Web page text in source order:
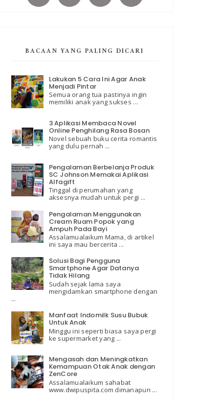
BACAAN YANG PALING DICARI
Lakukan 5 Cara Ini Agar Anak
Menjadi Pintar
Semua orang tua pastinya ingin
memiliki anak yang sukses ...
3 Aplikasi Membaca Novel
Online Penghilang Rasa Bosan
Novel sebuah buku cerita romantis
yang dulu pernah ...
Pengalaman Berbelanja Produk
SC Johnson Memakai Aplikasi
Alfagift
Tinggal di perumahan yang
aksesnya mudah untuk pergi ...
Pengalaman Menggunakan
Cream Ruam Popok yang
Ampuh Pada Bayi
Assalamualaikum Mama, di artikel
ini saya mau bercerita ...
Solusi Bagi Pengguna
Smartphone Agar Datanya
Tidak Hilang
Sudah sejak lama saya
mengidamkan smartphone dengan
...
Manfaat Indomilk Susu Bubuk
Untuk Anak
Minggu ini seperti biasa saya pergi
ke supermarket yang ...
Mengasah dan Meningkatkan
Kemampuan Otak Anak dengan
ZenCore
Assalamualaikum sahabat
www.dwipuspita.com dimanapun ...